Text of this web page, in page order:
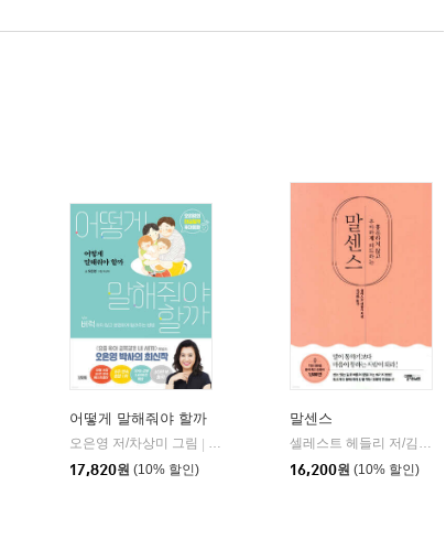
어떻게 말해줘야 할까
오은영 저/차상미 그림
김영사
17,820원 (10% 할인)
말센스
셀레스트 헤들리 저/김성환 역
16,200원 (10% 할인)